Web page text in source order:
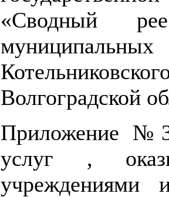
«Сводный
Волгоградской
Приложение №3
услуг ,
учреждениями